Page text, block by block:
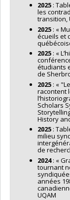
2025 :
les
transition,
2025 : «
écueils et
2025 : «
étudiants
de
2025 : «
racontent
Scholars
History
2025 :
milieu
de
2024: «
tournant
années
UQAM